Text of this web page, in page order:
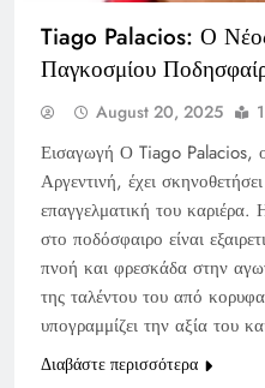
Tiago Palacios: Ο
Παγκοσμίου
August 20, 2025
Εισαγωγή Ο Tiago Palacios,
Αργεντινή, έχει
επαγγελματική του
στο ποδόσφαιρο είναι
πνοή και φρεσκάδα στην
της ταλέντου του από
υπογραμμίζει την αξία του
Διαβάστε περισσότερα